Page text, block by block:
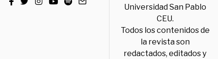
Universidad San Pablo
CEU.
Todos los contenidos de
la revista son
redactados, editados y